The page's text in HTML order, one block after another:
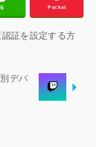
Pocket
証を設定する方
デバ